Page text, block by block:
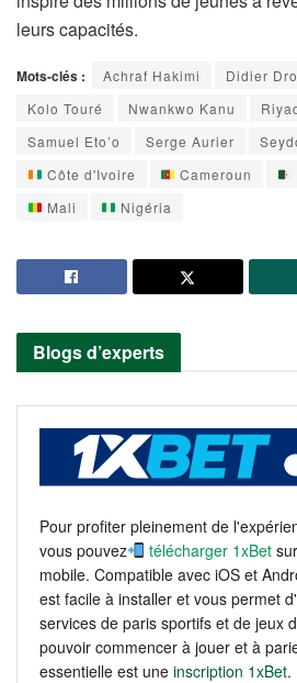
leurs capacités.
Mots-clés : Achraf Hakimi Didier
Kolo Touré
Nwankwo Kanu
Samuel Eto’o
Serge Aurier
Côte d'Ivoire
Cameroun
Mali
Nigéria
Blogs d’experts
Pour profiter pleinement de
vous pouvez
télécharger 1xBet
mobile. Compatible avec iOS et
est facile à installer et vous permet
services de paris sportifs et de jeux
pouvoir commencer à jouer et à
essentielle est une inscription 1xBet.